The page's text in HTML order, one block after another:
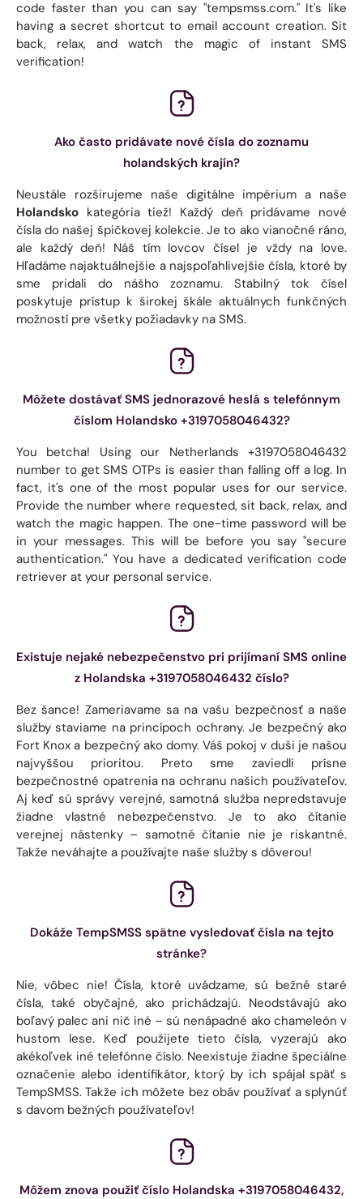
code faster than you can say "tempsmss.com." It's like
having a secret shortcut to email account creation. Sit
back, relax, and watch the magic of instant SMS
verification!
Ako často pridávate nové čísla do zoznamu
holandských krajín?
Neustále rozširujeme naše digitálne impérium a naše
Holandsko kategória tiež! Každý deň pridávame nové
čísla do našej špičkovej kolekcie. Je to ako vianočné ráno,
ale každý deň! Náš tím lovcov čísel je vždy na love.
Hľadáme najaktuálnejšie a najspoľahlivejšie čísla, ktoré by
sme pridali do nášho zoznamu. Stabilný tok čísel
poskytuje prístup k širokej škále aktuálnych funkčných
možností pre všetky požiadavky na SMS.
Môžete dostávať SMS jednorazové heslá s telefónnym
číslom Holandsko +3197058046432?
You betcha! Using our Netherlands +3197058046432
number to get SMS OTPs is easier than falling off a log. In
fact, it's one of the most popular uses for our service.
Provide the number where requested, sit back, relax, and
watch the magic happen. The one-time password will be
in your messages. This will be before you say "secure
authentication." You have a dedicated verification code
retriever at your personal service.
Existuje nejaké nebezpečenstvo pri prijímaní SMS online
z Holandska +3197058046432 číslo?
Bez šance! Zameriavame sa na vašu bezpečnosť a naše
služby staviame na princípoch ochrany. Je bezpečný ako
Fort Knox a bezpečný ako domy. Váš pokoj v duši je našou
najvyššou prioritou. Preto sme zaviedli prísne
bezpečnostné opatrenia na ochranu našich používateľov.
Aj keď sú správy verejné, samotná služba nepredstavuje
žiadne vlastné nebezpečenstvo. Je to ako čítanie
verejnej nástenky – samotné čítanie nie je riskantné.
Takže neváhajte a používajte naše služby s dôverou!
Dokáže TempSMSS spätne vysledovať čísla na tejto
stránke?
Nie, vôbec nie! Čísla, ktoré uvádzame, sú bežné staré
čísla, také obyčajné, ako prichádzajú. Neodstávajú ako
boľavý palec ani nič iné – sú nenápadné ako chameleón v
hustom lese. Keď použijete tieto čísla, vyzerajú ako
akékoľvek iné telefónne číslo. Neexistuje žiadne špeciálne
označenie alebo identifikátor, ktorý by ich spájal späť s
TempSMSS. Takže ich môžete bez obáv používať a splynúť
s davom bežných používateľov!
Môžem znova použiť číslo Holandska +3197058046432,